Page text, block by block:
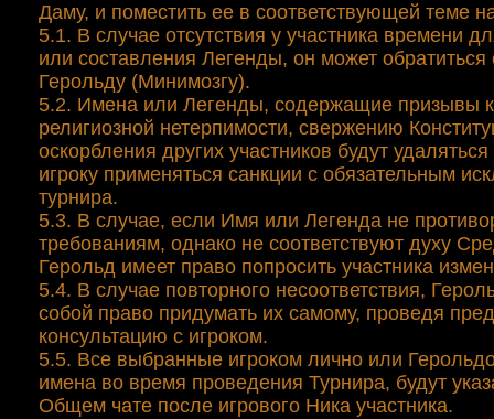
Даму, и поместить ее в соответствующей теме
5.1. В случае отсутствия у участника времени
или составления Легенды, он может обратиться
Герольду (Минимозгу).
5.2. Имена или Легенды, содержащие призывы
религиозной нетерпимости, свержению
оскорбления других участников будут
игроку применяться санкции с обязательным
турнира.
5.3. В случае, если Имя или Легенда не
требованиям, однако не соответствуют духу
Герольд имеет право попросить участника
5.4. В случае повторного несоответствия,
собой право придумать их самому, проведя
консультацию с игроком.
5.5. Все выбранные игроком лично или
имена во время проведения Турнира, будут
Общем чате после игрового Ника участника.